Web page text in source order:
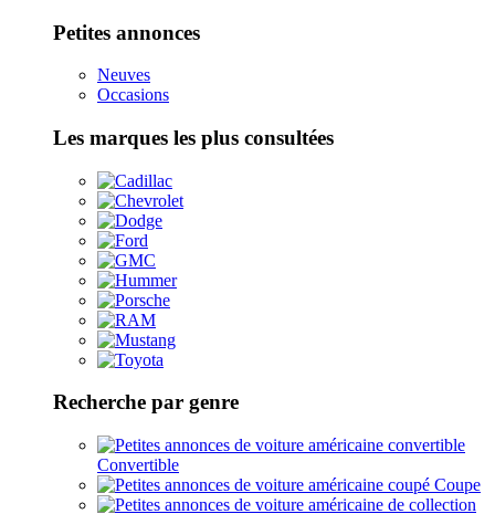
Petites annonces
Neuves
Occasions
Les marques les plus consultées
Recherche par genre
Convertible
Coupe